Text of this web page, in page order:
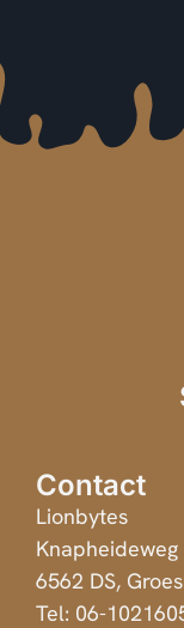
Contact
Lionbytes
Knapheideweg
6562 DS,
Tel: 06-